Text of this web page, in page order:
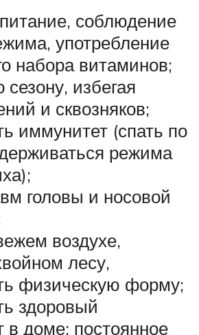
соблюдение
употребление
набора витаминов;
сезону, избегая
и сквозняков;
иммунитет (спать по
режима
головы и носовой
воздухе,
лесу,
физическую форму;
здоровый
в доме: постоянное